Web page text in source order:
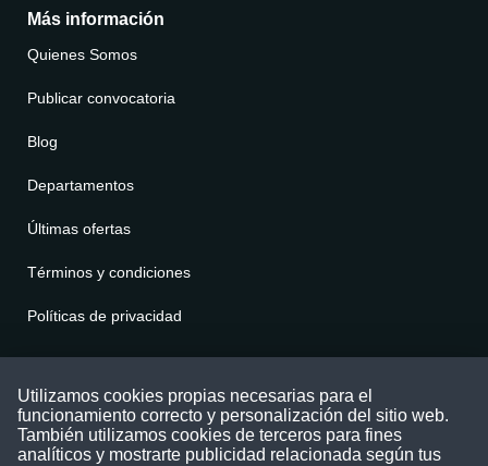
Más información
Quienes Somos
Publicar convocatoria
Blog
Departamentos
Últimas ofertas
Términos y condiciones
Políticas de privacidad
Puede comunicarse con nosotros a través
nuestras redes sociales o del correo:
contacto@convocatoriasdetrabajo.com
Utilizamos cookies propias necesarias para el
funcionamiento correcto y personalización del sitio web.
También utilizamos cookies de terceros para fines
analíticos y mostrarte publicidad relacionada según tus